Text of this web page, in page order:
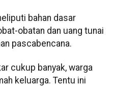
bahan dasar
obatan dan uang tunai
pascabencana.
cukup banyak, warga
keluarga. Tentu ini